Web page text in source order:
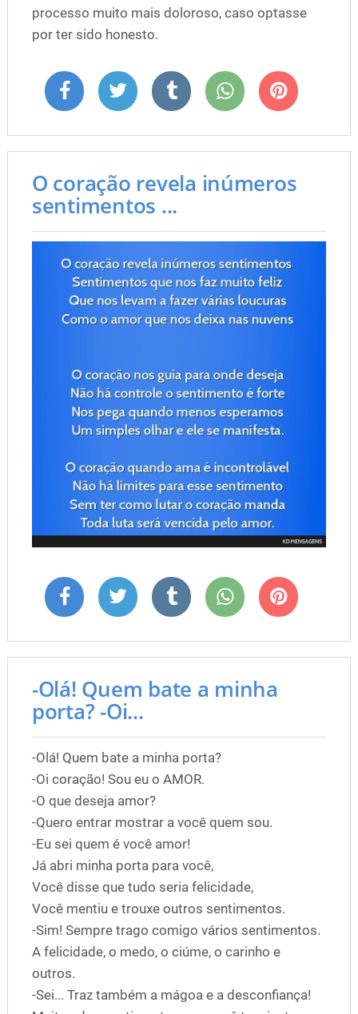
processo muito mais doloroso, caso optasse
por ter sido honesto.
O coração revela inúmeros
sentimentos ...
-Olá! Quem bate a minha
porta? -Oi...
-Olá! Quem bate a minha porta?
-Oi coração! Sou eu o AMOR.
-O que deseja amor?
-Quero entrar mostrar a você quem sou.
-Eu sei quem é você amor!
Já abri minha porta para você,
Você disse que tudo seria felicidade,
Você mentiu e trouxe outros sentimentos.
-Sim! Sempre trago comigo vários sentimentos.
A felicidade, o medo, o ciúme, o carinho e
outros.
-Sei... Traz também a mágoa e a desconfiança!